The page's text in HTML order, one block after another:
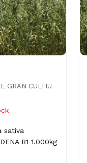
GRAN CULTIU
sativa
R1 1.000kg